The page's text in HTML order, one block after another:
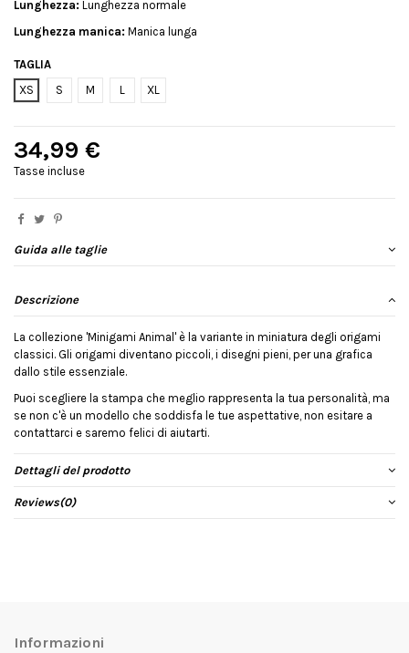
Lunghezza: Lunghezza normale
Lunghezza manica: Manica lunga
TAGLIA
XS
S M L XL
34,99 €
Tasse incluse
Guida alle taglie
Descrizione
La collezione 'Minigami Animal' è la variante in miniatura degli origami
classici. Gli origami diventano piccoli, i disegni pieni, per una grafica
dallo stile essenziale.
Puoi scegliere la stampa che meglio rappresenta la tua personalità, ma
se non c'è un modello che soddisfa le tue aspettative, non esitare a
contattarci e saremo felici di aiutarti.
Dettagli del prodotto
Reviews(0)
Informazioni